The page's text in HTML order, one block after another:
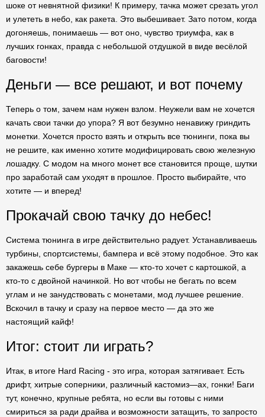
шоке от невнятной физики! К примеру, тачка может срезать угол
и улететь в небо, как ракета. Это выбешивает. Зато потом, когда
догоняешь, понимаешь — вот оно, чувство триумфа, как в
лучших гонках, правда с небольшой отдушкой в виде весёлой
баговости!
Деньги — все решают, и вот почему
Теперь о том, зачем нам нужен взлом. Неужели вам не хочется
качать свои тачки до упора? Я вот безумно ненавижу гриндить
монетки. Хочется просто взять и открыть все тюнинги, пока вы
не решите, как именно хотите модифицировать свою железную
лошадку. С модом на много монет все становится проще, шутки
про заработай сам уходят в прошлое. Просто выбирайте, что
хотите — и вперед!
Прокачай свою тачку до небес!
Система тюнинга в игре действительно радует. Устанавливаешь
турбины, спортсистемы, бампера и всё этому подобное. Это как
закажешь себе бургеры в Маке — кто-то хочет с картошкой, а
кто-то с двойной начинкой. Но вот чтобы не бегать по всем
углам и не занудствовать с монетами, мод лучшее решение.
Вскочил в тачку и сразу на первое место — да это же
настоящий кайф!
Итог: стоит ли играть?
Итак, в итоге Hard Racing - это игра, которая затягивает. Есть
дрифт, хитрые соперники, различный кастомиз—ах, гонки! Баги
тут, конечно, крупные ребята, но если вы готовы с ними
смириться за ради драйва и возможности затащить, то запросто